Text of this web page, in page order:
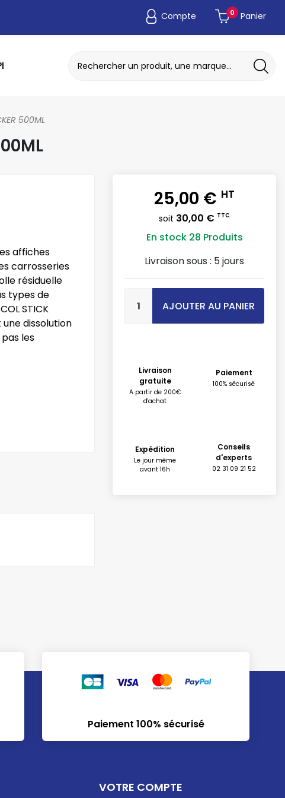
Compte 0 Panier
500ML
affiches
carrosseries
résiduelle
types de
STICK
dissolution
les
25,00 € HT
soit 30,00 € TTC
En stock 28 Produits
Livraison sous : 5 jours
AJOUTER AU PANIER
Livraison
gratuite
A partir de 200€
d'achat
Paiement
100% sécurisé
Expédition
Le jour même
avant 16h
Conseils
d'experts
02 31 09 21 52
Paiement 100% sécurisé
VOTRE COMPTE